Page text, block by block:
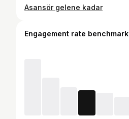
Asansör gelene kadar
Engagement rate benchmark